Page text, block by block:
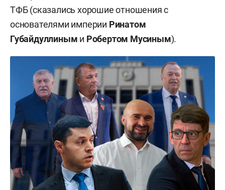
ТФБ (сказались хорошие отношения с
основателями империи Ринатом
Губайдуллиным и Робертом Мусиным).